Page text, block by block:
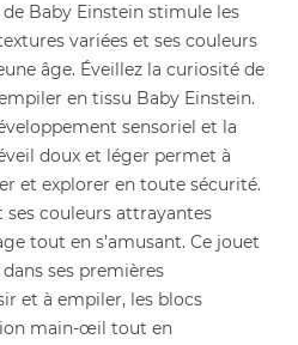
Baby Einstein stimule les
variées et ses couleurs
âge. Éveillez la curiosité de
en tissu Baby Einstein.
sensoriel et la
doux et léger permet à
et explorer en toute sécurité.
ses couleurs attrayantes
tout en s’amusant. Ce jouet
ses premières
et à empiler, les blocs
main-œil tout en